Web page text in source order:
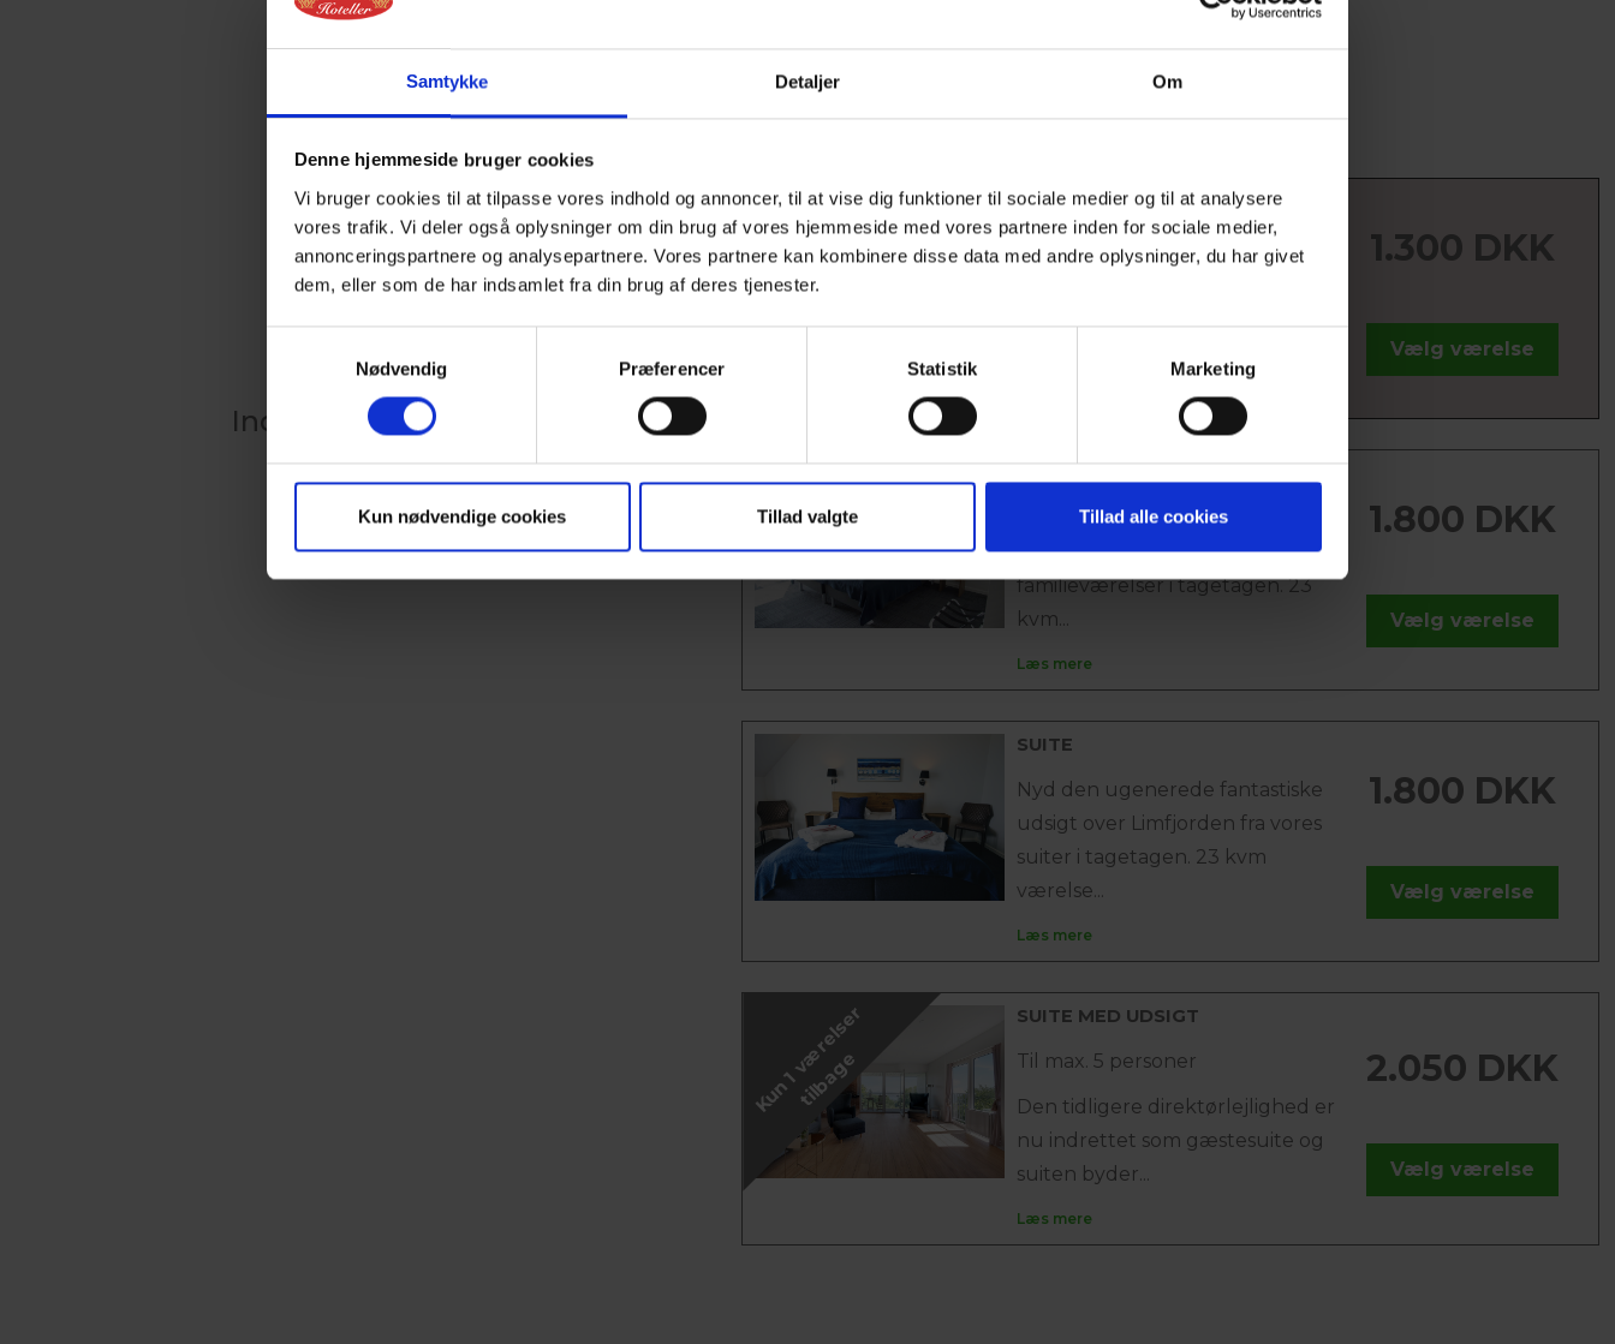
Samtykke Detaljer Om
Denne hjemmeside bruger cookies
Vi bruger cookies til at tilpasse vores indhold og annoncer, til at vise dig funktioner til sociale medier og til at analysere
vores trafik. Vi deler også oplysninger om din brug af vores hjemmeside med vores partnere inden for sociale medier,
annonceringspartnere og analysepartnere. Vores partnere kan kombinere disse data med andre oplysninger, du har givet
dem, eller som de har indsamlet fra din brug af deres tjenester.
Nødvendig
Præferencer Statistik Marketing
Kun nødvendige cookies Tillad valgte Tillad alle cookies
VÆLG VÆRELSE
Indlæser kalender
DOBBELTVÆRELSE
Dobbeltseng, toilet/bad,
1.300 DKK
Vælg værelse
Nyd den ugenerede fantastiske
udsigt over Limfjorden fra vores
familieværelser i tagetagen. 23
kvm...
Læs mere
1.800 DKK
Vælg værelse
SUITE
Nyd den ugenerede fantastiske
udsigt over Limfjorden fra vores
suiter i tagetagen. 23 kvm
værelse...
Læs mere
1.800 DKK
Vælg værelse
K
u
n
1
v
æ
r
e
l
s
e
r
t
i
l
b
a
g
e
SUITE MED UDSIGT
Til max. 5 personer
Den tidligere direktørlejlighed er
nu indrettet som gæstesuite og
suiten byder...
Læs mere
2.050 DKK
Vælg værelse